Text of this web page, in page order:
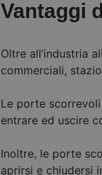
Vantaggi
Oltre all’industria
commerciali,
Le porte
entrare ed uscire
Inoltre, le porte
aprirsi e chiudersi